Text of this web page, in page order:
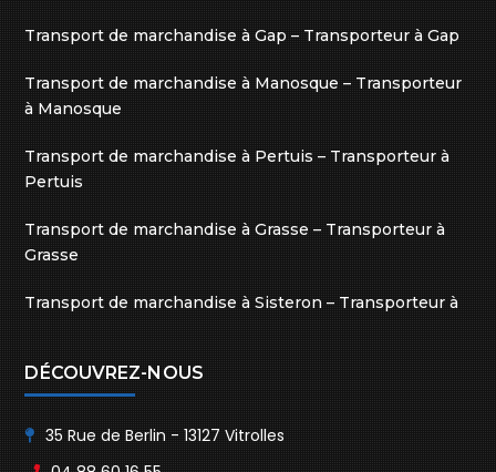
Transport de marchandise à Gap – Transporteur à Gap
Transport de marchandise à Manosque – Transporteur
à Manosque
Transport de marchandise à Pertuis – Transporteur à
Pertuis
Transport de marchandise à Grasse – Transporteur à
Grasse
Transport de marchandise à Sisteron – Transporteur à
Sisteron
DÉCOUVREZ-NOUS
35 Rue de Berlin - 13127 Vitrolles